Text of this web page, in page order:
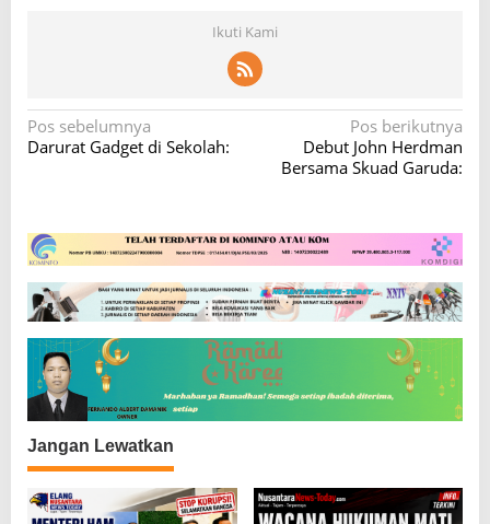
Ikuti Kami
N
a
g
a
s
i
p
o
s
Pos sebelumnya
Darurat Gadget di Sekolah:
Pos berikutnya
Debut John Herdman
Bersama Skuad Garuda:
Jangan Lewatkan